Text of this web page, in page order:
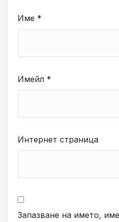
Име *
Имейл *
Интернет страница
Запазване на името,